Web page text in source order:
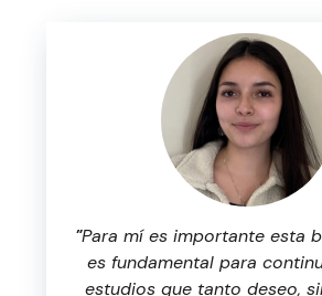
"Para mí es importante esta
es fundamental para
estudios que tanto deseo,